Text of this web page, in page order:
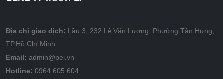
Địa chỉ giao dịch: Lầu 3, 232 Lê Văn Lương, Phường Tân Hưng,
TP.Hồ Chí Minh
Email: admin@pei.vn
Hotline: 0964 605 604